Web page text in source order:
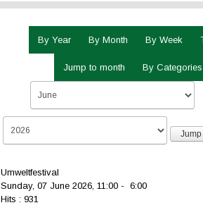
By Year By Month By Week
Jump to month By Categories
Jump
Umweltfestival
Sunday, 07 June 2026, 11:00 - 6:00
Hits : 931